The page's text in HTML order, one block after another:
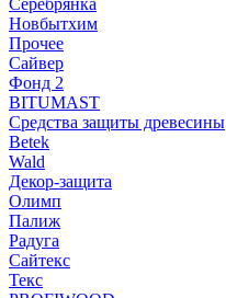
Серебрянка
Новбытхим
Прочее
Сайвер
Фонд 2
BITUMAST
Средства защиты древесины
Betek
Wald
Декор-защита
Олимп
Палиж
Радуга
Сайтекс
Текс